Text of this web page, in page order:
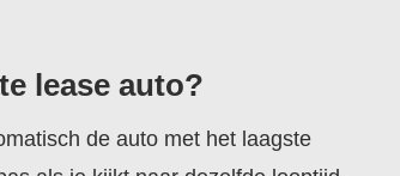
lease auto?
de auto met het laagste